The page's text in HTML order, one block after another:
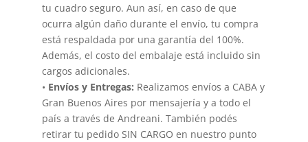
tu cuadro seguro. Aun así, en caso de que
ocurra algún daño durante el envío, tu compra
está respaldada por una garantía del 100%.
Además, el costo del embalaje está incluido sin
cargos adicionales.
• Envíos y Entregas: Realizamos envíos a CABA y
Gran Buenos Aires por mensajería y a todo el
país a través de Andreani. También podés
retirar tu pedido SIN CARGO en nuestro punto